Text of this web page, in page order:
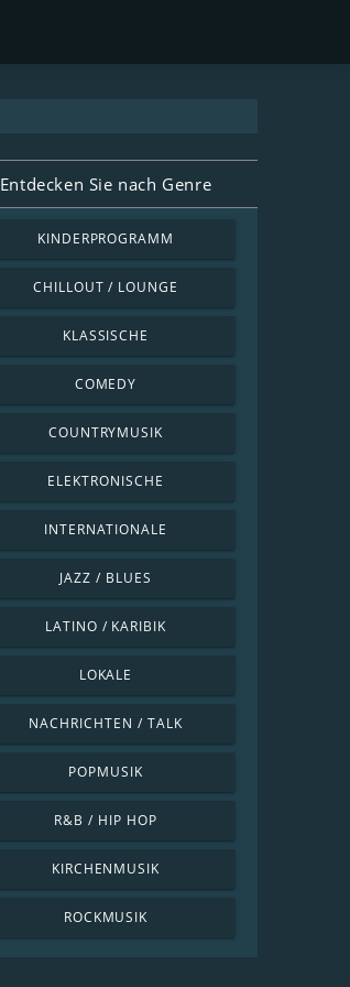
Entdecken Sie nach Genre
KINDERPROGRAMM
CHILLOUT / LOUNGE
KLASSISCHE
COMEDY
COUNTRYMUSIK
ELEKTRONISCHE
INTERNATIONALE
JAZZ / BLUES
LATINO / KARIBIK
LOKALE
NACHRICHTEN / TALK
POPMUSIK
R&B / HIP HOP
KIRCHENMUSIK
ROCKMUSIK